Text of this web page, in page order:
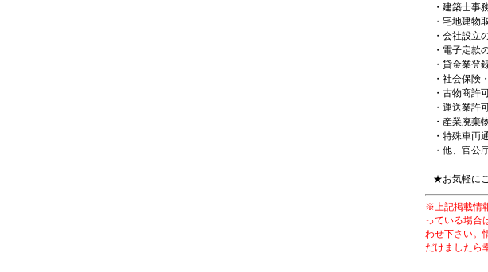
・建築士事
・宅地建物
・会社設立
・電子定款
・貸金業登
・社会保険
・古物商許
・運送業許
・産業廃棄
・特殊車両
・他、官公
★お気軽に
※上記掲載情
っている場合
わせ下さい。
だけましたら